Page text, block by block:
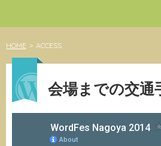
HOME > ACCESS
会場までの交通